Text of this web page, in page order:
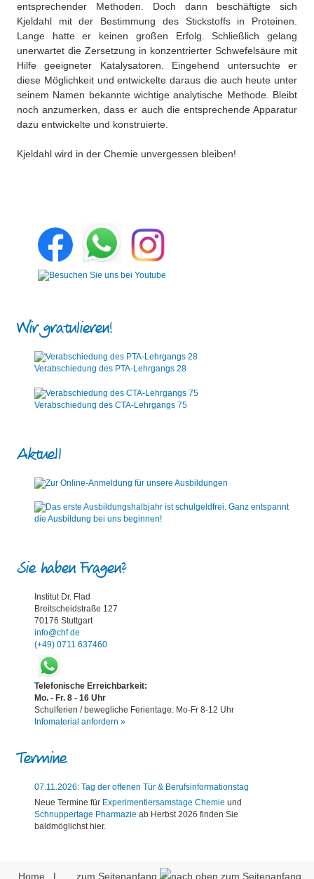
entsprechender Methoden. Doch dann beschäftigte sich
Kjeldahl mit der Bestimmung des Stickstoffs in Proteinen.
Lange hatte er keinen großen Erfolg. Schließlich gelang
unerwartet die Zersetzung in konzentrierter Schwefelsäure mit
Hilfe geeigneter Katalysatoren. Eingehend untersuchte er
diese Möglichkeit und entwickelte daraus die auch heute unter
seinem Namen bekannte wichtige analytische Methode. Bleibt
noch anzumerken, dass er auch die entsprechende Apparatur
dazu entwickelte und konstruierte.
Kjeldahl wird in der Chemie unvergessen bleiben!
Wir gratulieren!
Verabschiedung des PTA-Lehrgangs 28
Verabschiedung des CTA-Lehrgangs 75
Aktuell
Sie haben Fragen?
Institut Dr. Flad
Breitscheidstraße 127
70176 Stuttgart
info@chf.de
(+49) 0711 637460
Telefonische Erreichbarkeit:
Mo. - Fr. 8 - 16 Uhr
Schulferien / bewegliche Ferientage: Mo-Fr 8-12 Uhr
Infomaterial anfordern »
Termine
07.11.2026: Tag der offenen Tür & Berufsinformationstag
Neue Termine für Experimentiersamstage Chemie und
Schnuppertage Pharmazie ab Herbst 2026 finden Sie
baldmöglichst hier.
zum Seitenanfang
Home |